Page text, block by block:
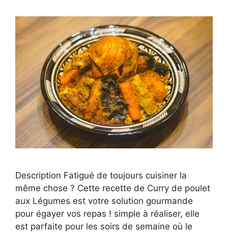
Description Fatigué de toujours cuisiner la
même chose ? Cette recette de Curry de poulet
aux Légumes est votre solution gourmande
pour égayer vos repas ! simple à réaliser, elle
est parfaite pour les soirs de semaine où le